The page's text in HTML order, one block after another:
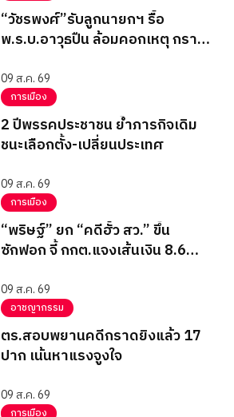
“วัชรพงศ์”รับลูกนายกฯ รื้อ
พ.ร.บ.อาวุธปืน ล้อมคอกเหตุ กราด
09 ส.ค. 69
การเมือง
2 ปีพรรคประชาชน ย้ำภารกิจเดิม
ชนะเลือกตั้ง-เปลี่ยนประเทศ
09 ส.ค. 69
การเมือง
“พริษฐ์” ยก “คดีฮั้ว สว.” ขึ้น
ซักฟอก จี้ กกต.แจงเส้นเงิน 8.6
09 ส.ค. 69
อาชญากรรม
ตร.สอบพยานคดีกราดยิงแล้ว 17
ปาก เน้นหาแรงจูงใจ
09 ส.ค. 69
การเมือง